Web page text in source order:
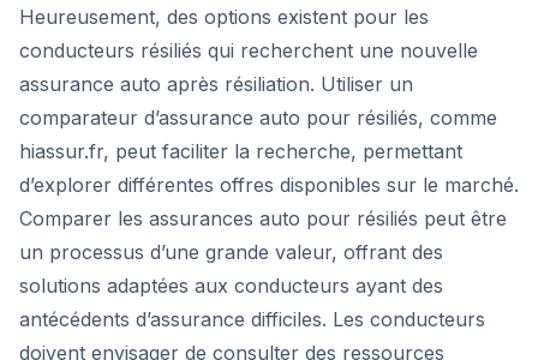
Heureusement, des options existent pour les
conducteurs résiliés qui recherchent une nouvelle
assurance auto après résiliation. Utiliser un
comparateur d’assurance auto pour résiliés, comme
hiassur.fr, peut faciliter la recherche, permettant
d’explorer différentes offres disponibles sur le marché.
Comparer les assurances auto pour résiliés peut être
un processus d’une grande valeur, offrant des
solutions adaptées aux conducteurs ayant des
antécédents d’assurance difficiles. Les conducteurs
doivent envisager de consulter des ressources